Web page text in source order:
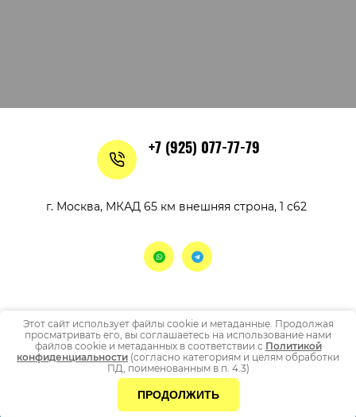
г. Москва, МКАД 65 км внешняя строна, 1 с62
+7 (925) 077-77-79
Этот сайт использует файлы cookie и метаданные. Продолжая
просматривать его, вы соглашаетесь на использование нами
файлов cookie и метаданных в соответствии с Политикой
конфиденциальности (согласно категориям и целям обработки
ПД, поименованным в п. 4.3)
ПРОДОЛЖИТЬ
COPYRIGHT © 2023 - 2026
Политика конфиденциальности
СОЗДАНИЕ САЙТА МЕГАГРУПП